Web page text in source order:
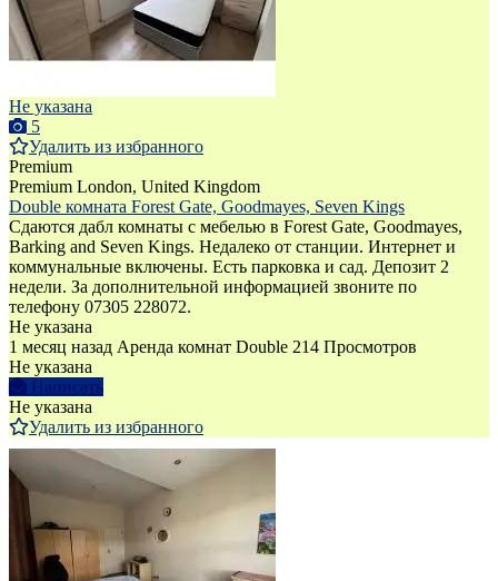
Не указана
5
Удалить из избранного
Premium
Premium London, United Kingdom
Double комната Forest Gate, Goodmayes, Seven Kings
Сдаются дабл комнаты с мебелью в Forest Gate, Goodmayes,
Barking and Seven Kings. Недалеко от станции. Интернет и
коммунальные включены. Есть парковка и сад. Депозит 2
недели. За дополнительной информацией звоните по
телефону 07305 228072.
Не указана
1 месяц назад Аренда комнат Double 214 Просмотров
Не указана
Написать
Не указана
Удалить из избранного